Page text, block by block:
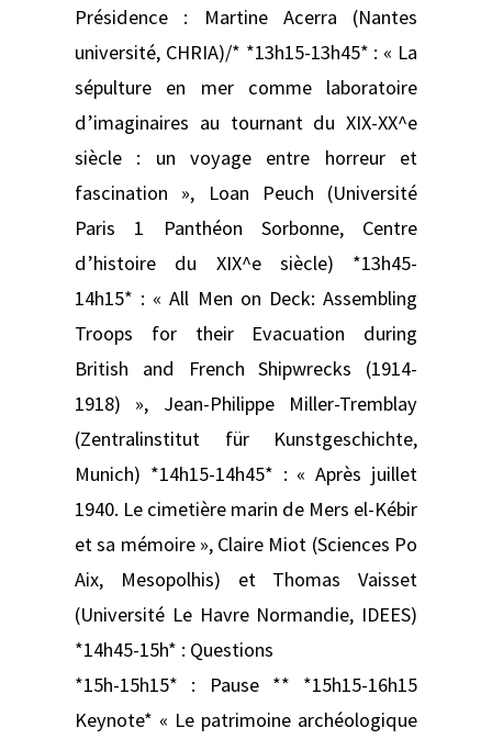
Présidence : Martine Acerra (Nantes
université, CHRIA)/* *13h15-13h45* : « La
sépulture en mer comme laboratoire
d’imaginaires au tournant du XIX-XX^e
siècle : un voyage entre horreur et
fascination », Loan Peuch (Université
Paris 1 Panthéon Sorbonne, Centre
d’histoire du XIX^e siècle) *13h45-
14h15* : « All Men on Deck: Assembling
Troops for their Evacuation during
British and French Shipwrecks (1914-
1918) », Jean-Philippe Miller-Tremblay
(Zentralinstitut für Kunstgeschichte,
Munich) *14h15-14h45* : « Après juillet
1940. Le cimetière marin de Mers el-Kébir
et sa mémoire », Claire Miot (Sciences Po
Aix, Mesopolhis) et Thomas Vaisset
(Université Le Havre Normandie, IDEES)
*14h45-15h* : Questions
*15h-15h15* : Pause ** *15h15-16h15
Keynote* « Le patrimoine archéologique